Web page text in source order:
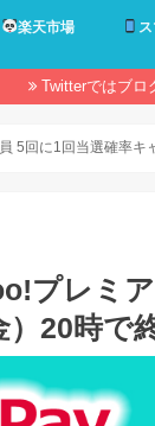
楽天市場
Twitterではブロ
5回に1回当選確率
プレミ
20時で